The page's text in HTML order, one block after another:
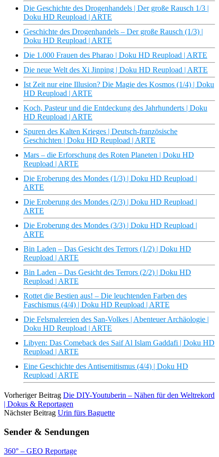
Die Geschichte des Drogenhandels | Der große Rausch 1/3 |
Doku HD Reupload | ARTE
Geschichte des Drogenhandels – Der große Rausch (1/3) |
Doku HD Reupload | ARTE
Die 1.000 Frauen des Pharao | Doku HD Reupload | ARTE
Die neue Welt des Xi Jinping | Doku HD Reupload | ARTE
Ist Zeit nur eine Illusion? Die Magie des Kosmos (1/4) | Doku
HD Reupload | ARTE
Koch, Pasteur und die Entdeckung des Jahrhunderts | Doku
HD Reupload | ARTE
Spuren des Kalten Krieges | Deutsch-französische
Geschichten | Doku HD Reupload | ARTE
Mars – die Erforschung des Roten Planeten | Doku HD
Reupload | ARTE
Die Eroberung des Mondes (1/3) | Doku HD Reupload |
ARTE
Die Eroberung des Mondes (2/3) | Doku HD Reupload |
ARTE
Die Eroberung des Mondes (3/3) | Doku HD Reupload |
ARTE
Bin Laden – Das Gesicht des Terrors (1/2) | Doku HD
Reupload | ARTE
Bin Laden – Das Gesicht des Terrors (2/2) | Doku HD
Reupload | ARTE
Rottet die Bestien aus! – Die leuchtenden Farben des
Faschismus (4/4) | Doku HD Reupload | ARTE
Die Felsmalereien des San-Volkes | Abenteuer Archäologie |
Doku HD Reupload | ARTE
Libyen: Das Comeback des Saif Al Islam Gaddafi | Doku HD
Reupload | ARTE
Eine Geschichte des Antisemitismus (4/4) | Doku HD
Reupload | ARTE
Vorheriger Beitrag Die DIY-Youtuberin – Nähen für den Weltrekord
| Dokus & Reportagen
Nächster Beitrag Urin fürs Baguette
Sender & Sendungen
360° – GEO Reportage